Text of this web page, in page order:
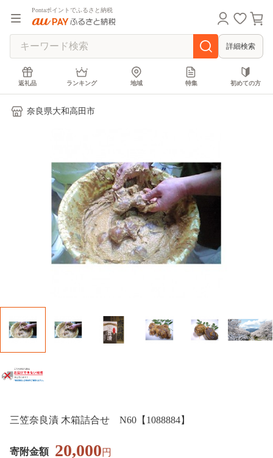
Pontaポイントでふるさと納税
詳細検索
返礼品 ランキング 地域 特集 初めての方
奈良県大和高田市
三笠奈良漬 木箱詰合せ N60【1088884】
寄附金額 20,000円